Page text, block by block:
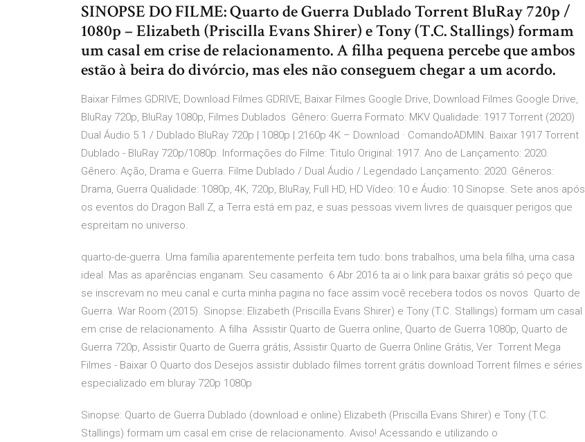
SINOPSE DO FILME: Quarto de Guerra Dublado Torrent BluRay 720p /
1080p – Elizabeth (Priscilla Evans Shirer) e Tony (T.C. Stallings) formam
um casal em crise de relacionamento. A filha pequena percebe que ambos
estão à beira do divórcio, mas eles não conseguem chegar a um acordo.
Baixar Filmes GDRIVE, Download Filmes GDRIVE, Baixar Filmes Google Drive, Download Filmes Google Drive,
BluRay 720p, BluRay 1080p, Filmes Dublados Gênero: Guerra Formato: MKV Qualidade: 1917 Torrent (2020)
Dual Áudio 5.1 / Dublado BluRay 720p | 1080p | 2160p 4K – Download · ComandoADMIN. Baixar 1917 Torrent
Dublado - BluRay 720p/1080p. Informações do Filme: Titulo Original: 1917. Ano de Lançamento: 2020.
Gênero: Ação, Drama e Guerra. Filme Dublado / Dual Áudio / Legendado Lançamento: 2020. Gêneros:
Drama, Guerra Qualidade: 1080p, 4K, 720p, BluRay, Full HD, HD Vídeo: 10 e Áudio: 10 Sinopse. Sete anos após
os eventos do Dragon Ball Z, a Terra está em paz, e suas pessoas vivem livres de quaisquer perigos que
espreitam no universo.
quarto-de-guerra. Uma família aparentemente perfeita tem tudo: bons trabalhos, uma bela filha, uma casa
ideal. Mas as aparências enganam. Seu casamento 6 Abr 2016 ta ai o link para baixar grátis só peço que
se inscrevam no meu canal e curta minha pagina no face assim você recebera todos os novos Quarto de
Guerra. War Room (2015). Sinopse: Elizabeth (Priscilla Evans Shirer) e Tony (T.C. Stallings) formam um casal
em crise de relacionamento. A filha Assistir Quarto de Guerra online, Quarto de Guerra 1080p, Quarto de
Guerra 720p, Assistir Quarto de Guerra grátis, Assistir Quarto de Guerra Online Grátis, Ver Torrent Mega
Filmes - Baixar O Quarto dos Desejos assistir dublado filmes torrent grátis download Torrent filmes e séries
especializado em bluray 720p 1080p
Sinopse: Quarto de Guerra Dublado (download e online) Elizabeth (Priscilla Evans Shirer) e Tony (T.C.
Stallings) formam um casal em crise de relacionamento. Aviso! Acessando e utilizando o